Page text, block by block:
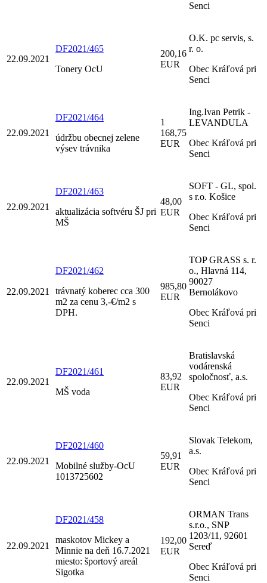
Senci
22.09.2021
DF2021/465
Tonery OcU
200,16
EUR
O.K. pc servis, s.
r. o.
Obec Kráľová pri
Senci
22.09.2021
DF2021/464
údržbu obecnej zelene
výsev trávnika
1
168,75
EUR
Ing.Ivan Petrik -
LEVANDULA
Obec Kráľová pri
Senci
22.09.2021
DF2021/463
aktualizácia softvéru ŠJ pri
MŠ
48,00
EUR
SOFT - GL, spol.
s r.o. Košice
Obec Kráľová pri
Senci
22.09.2021
DF2021/462
trávnatý koberec cca 300
m2 za cenu 3,-€/m2 s
DPH.
985,80
EUR
TOP GRASS s. r.
o., Hlavná 114,
90027
Bernolákovo
Obec Kráľová pri
Senci
22.09.2021
DF2021/461
MŠ voda
83,92
EUR
Bratislavská
vodárenská
spoločnosť, a.s.
Obec Kráľová pri
Senci
22.09.2021
DF2021/460
Mobilné služby-OcU
1013725602
59,91
EUR
Slovak Telekom,
a.s.
Obec Kráľová pri
Senci
22.09.2021
DF2021/458
maskotov Mickey a
Minnie na deň 16.7.2021
miesto: športový areál
Sigotka
192,00
EUR
ORMAN Trans
s.r.o., SNP
1203/11, 92601
Sereď
Obec Kráľová pri
Senci